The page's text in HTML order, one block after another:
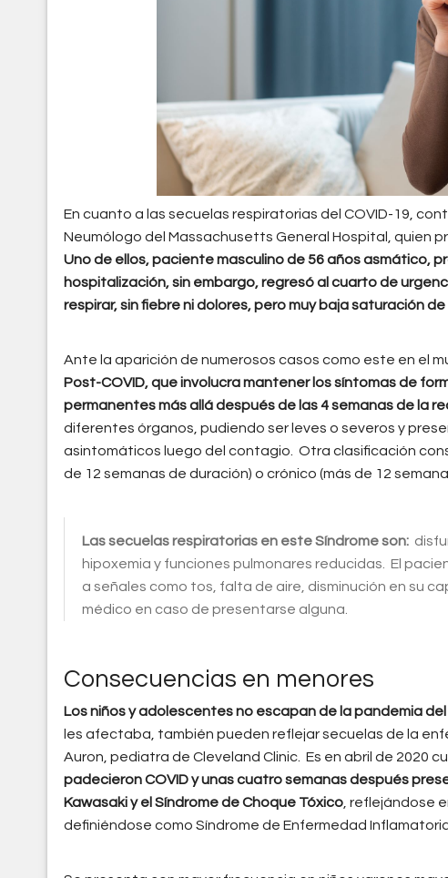
En cuanto a las secuelas respiratorias del COVID-19,
Neumólogo del Massachusetts General Hospital, quien
Uno de ellos, paciente masculino de 56 años asmático,
hospitalización, sin embargo, regresó al cuarto de
respirar, sin fiebre ni dolores, pero muy baja saturación
Ante la aparición de numerosos casos como este en el
Post-COVID, que involucra mantener los síntomas de
permanentes más allá después de las 4 semanas de la
diferentes órganos, pudiendo ser leves o severos y
asintomáticos luego del contagio. Otra clasificación
de 12 semanas de duración) o crónico (más de 12
Las secuelas respiratorias en este Síndrome son:
hipoxemia y funciones pulmonares reducidas. El
a señales como tos, falta de aire, disminución en su
médico en caso de presentarse alguna.
Consecuencias en menores
Los niños y adolescentes no escapan de la pandemia del
les afectaba, también pueden reflejar secuelas de la
Auron, pediatra de Cleveland Clinic. Es en abril de 2020
padecieron COVID y unas cuatro semanas después
Kawasaki y el Síndrome de Choque Tóxico , reflejándose
definiéndose como Síndrome de Enfermedad